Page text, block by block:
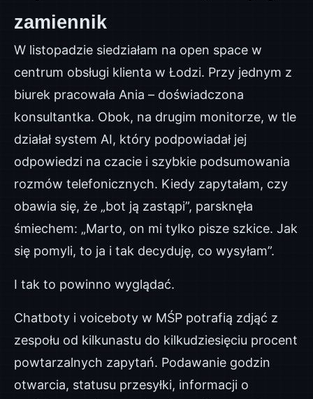
zamiennik
W listopadzie siedziałam na open space w
centrum obsługi klienta w Łodzi. Przy jednym z
biurek pracowała Ania – doświadczona
konsultantka. Obok, na drugim monitorze, w tle
działał system AI, który podpowiadał jej
odpowiedzi na czacie i szybkie podsumowania
rozmów telefonicznych. Kiedy zapytałam, czy
obawia się, że „bot ją zastąpi”, parsknęła
śmiechem: „Marto, on mi tylko pisze szkice. Jak
się pomyli, to ja i tak decyduję, co wysyłam”.
I tak to powinno wyglądać.
Chatboty i voiceboty w MŚP potrafią zdjąć z
zespołu od kilkunastu do kilkudziesięciu procent
powtarzalnych zapytań. Podawanie godzin
otwarcia, statusu przesyłki, informacji o